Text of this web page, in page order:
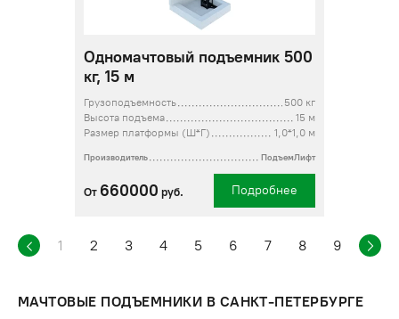
Одномачтовый подъемник 500
кг, 15 м
Грузоподъемность
500 кг
Высота подъема
15 м
Размер платформы (Ш*Г)
1,0*1,0 м
Производитель ПодъемЛифт
От 660000 руб. Подробнее
1 2 3 4 5 6 7 8 9
МАЧТОВЫЕ ПОДЪЕМНИКИ В САНКТ-ПЕТЕРБУРГЕ